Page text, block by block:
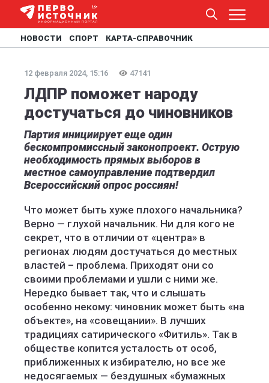
НОВОСТИ СПОРТ КАРТА-СПРАВОЧНИК
12 февраля 2024, 15:16 47141
ЛДПР поможет народу
достучаться до чиновников
Партия инициирует еще один
бескомпромиссный законопроект. Острую
необходимость прямых выборов в
местное самоуправление подтвердил
Всероссийский опрос россиян!
Что может быть хуже плохого начальника?
Верно — глухой начальник. Ни для кого не
секрет, что в отличии от «центра» в
регионах людям достучаться до местных
властей – проблема. Приходят они со
своими проблемами и ушли с ними же.
Нередко бывает так, что и слышать
особенно некому: чиновник может быть «на
объекте», на «совещании». В лучших
традициях сатирического «Фитиль». Так в
обществе копится усталость от особ,
приближенных к избирателю, но все же
недосягаемых — бездушных «бумажных